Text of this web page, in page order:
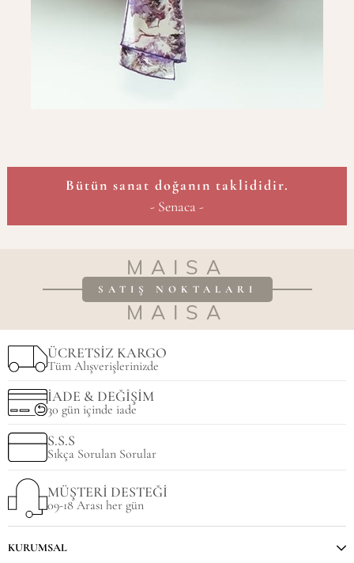
Bütün sanat doğanın taklididir.
- Senaca -
MAISA
SATIŞ NOKTALARI
MAISA
ÜCRETSİZ KARGO
Tüm Alışverişlerinizde
İADE & DEĞİŞİM
30 gün içinde iade
S.S.S
Sıkça Sorulan Sorular
MÜŞTERİ DESTEĞİ
09-18 Arası her gün
KURUMSAL